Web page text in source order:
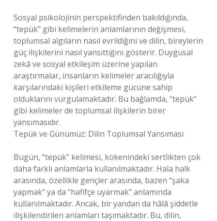
Sosyal psikolojinin perspektifinden bakıldığında,
“tepük” gibi kelimelerin anlamlarının değişmesi,
toplumsal algıların nasıl evrildiğini ve dilin, bireylerin
güç ilişkilerini nasıl yansıttığını gösterir. Duygusal
zekâ ve sosyal etkileşim üzerine yapılan
araştırmalar, insanların kelimeler aracılığıyla
karşılarındaki kişileri etkileme gücüne sahip
olduklarını vurgulamaktadır. Bu bağlamda, “tepük”
gibi kelimeler de toplumsal ilişkilerin birer
yansımasıdır.
Tepük ve Günümüz: Dilin Toplumsal Yansıması
Bugün, “tepük” kelimesi, kökenindeki sertlikten çok
daha farklı anlamlarla kullanılmaktadır. Hala halk
arasında, özellikle gençler arasında, bazen “şaka
yapmak” ya da “hafifçe uyarmak” anlamında
kullanılmaktadır. Ancak, bir yandan da hâlâ şiddetle
ilişkilendirilen anlamları taşımaktadır. Bu, dilin,